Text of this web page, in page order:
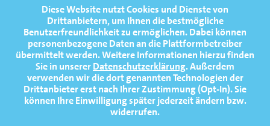
Diese Website nutzt Cookies und Dienste von
Drittanbietern, um Ihnen die bestmögliche
Benutzerfreundlichkeit zu ermöglichen.Dabei können
personenbezogene Daten an die Plattformbetreiber
übermittelt werden. Weitere Informationen hierzu finden
Sie in unsererDatenschutzerklärung. Außerdem
verwenden wir die dort genannten Technologien der
Drittanbieter erst nach Ihrer Zustimmung (Opt-In). Sie
können Ihre Einwilligung später jederzeit ändern bzw.
widerrufen.
Ole Hohensee Anne Breitsprecher
Ole Hohensee
1
Anne Breitsprecher
T
1 T
FOOTERNAVIGATION
NEWS
TERMINE
MEDIATHEK
PRESSE
FAQ
NEWSLETTER